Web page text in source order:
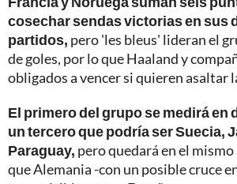
cosechar sendas victorias en sus
partidos, pero 'les bleus' lideran el
de goles, por lo que Haaland y
obligados a vencer si quieren asaltar
El primero del grupo se medirá en
un tercero que podría ser Suecia,
Paraguay, pero quedará en el
que Alemania -con un posible cruce